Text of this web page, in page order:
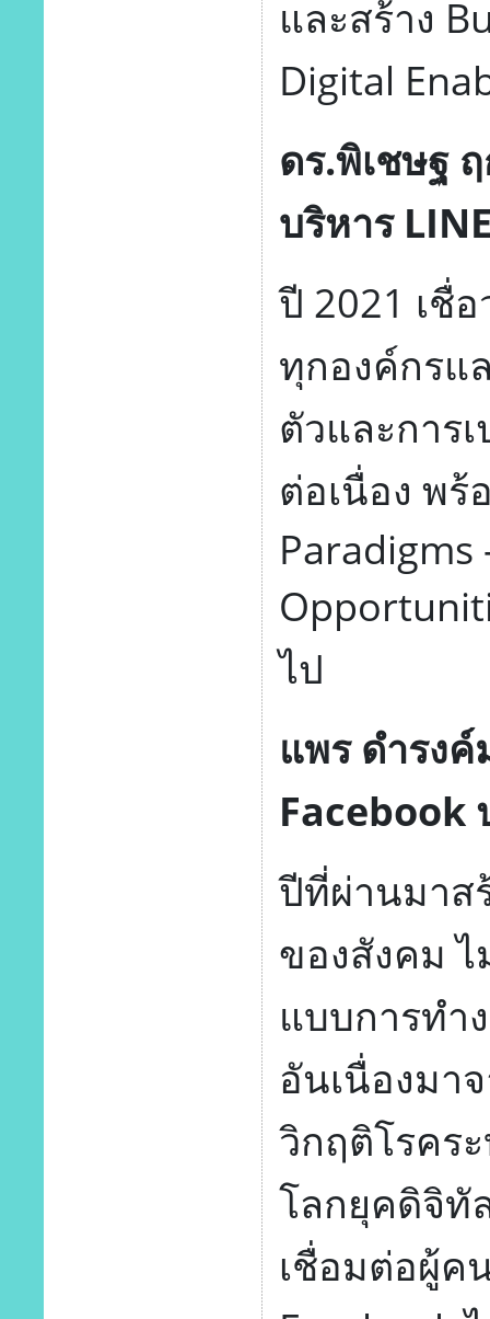
และสร้าง
Digital
ดร.พิเชษฐ
บริหาร
ปี 2021 เชื่
ทุกองค์กรแ
ตัวและการ
ต่อเนื่อง พ
Paradigms
ไป
แพร ดํารง
Facebook
ปีที่ผ่านมาส
ของสังคม
แบบการทำ
อันเนื่องมา
วิกฤติโรคร
โลกยุคดิจิทั
เชื่อมต่อผู้